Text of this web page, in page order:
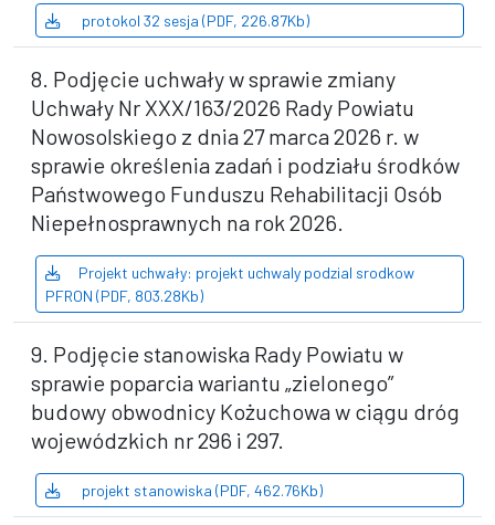
protokol 32 sesja (PDF, 226.87Kb)
8. Podjęcie uchwały w sprawie zmiany
Uchwały Nr XXX/163/2026 Rady Powiatu
Nowosolskiego z dnia 27 marca 2026 r. w
sprawie określenia zadań i podziału środków
Państwowego Funduszu Rehabilitacji Osób
Niepełnosprawnych na rok 2026.
Projekt uchwały: projekt uchwaly podzial srodkow
PFRON (PDF, 803.28Kb)
9. Podjęcie stanowiska Rady Powiatu w
sprawie poparcia wariantu „zielonego”
budowy obwodnicy Kożuchowa w ciągu dróg
wojewódzkich nr 296 i 297.
projekt stanowiska (PDF, 462.76Kb)